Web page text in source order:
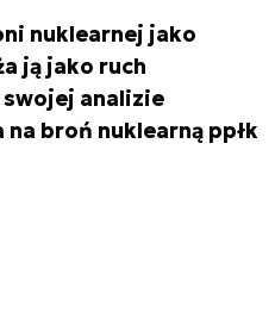
nuklearnej jako
ją jako ruch
analizie
broń nuklearną ppłk